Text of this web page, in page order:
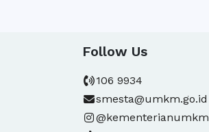
Follow Us
106 9934
smesta@umkm.go.id
@kementerianumkm